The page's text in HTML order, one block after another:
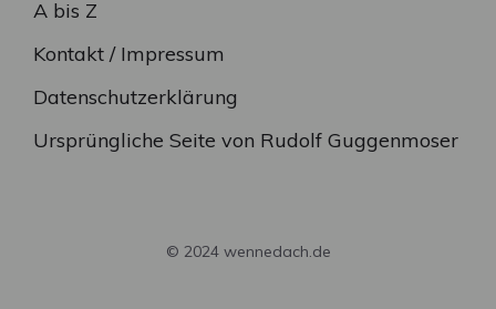
A bis Z
Kontakt / Impressum
Datenschutzerklärung
Ursprüngliche Seite von Rudolf Guggenmoser
© 2024 wennedach.de